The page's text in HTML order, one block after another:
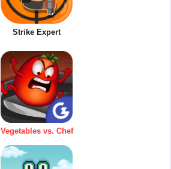
Strike Expert
Vegetables vs. Chef